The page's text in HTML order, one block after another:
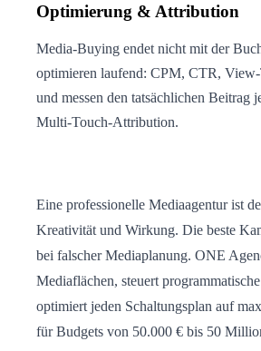
Optimierung & Attribution
Media-Buying endet nicht mit der
optimieren laufend: CPM, CTR,
und messen den tatsächlichen Beitrag
Multi-Touch-Attribution.
Eine professionelle Mediaagentur ist
Kreativität und Wirkung. Die beste
bei falscher Mediaplanung. ONE
Mediaflächen, steuert
optimiert jeden Schaltungsplan auf
für Budgets von 50.000 € bis 50